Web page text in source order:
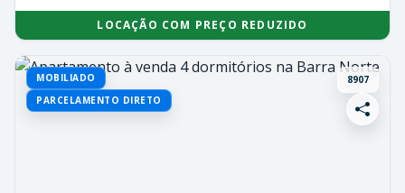
LOCAÇÃO COM PREÇO REDUZIDO
MOBILIADO
PARCELAMENTO DIRETO
8907